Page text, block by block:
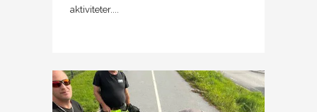
aktiviteter....